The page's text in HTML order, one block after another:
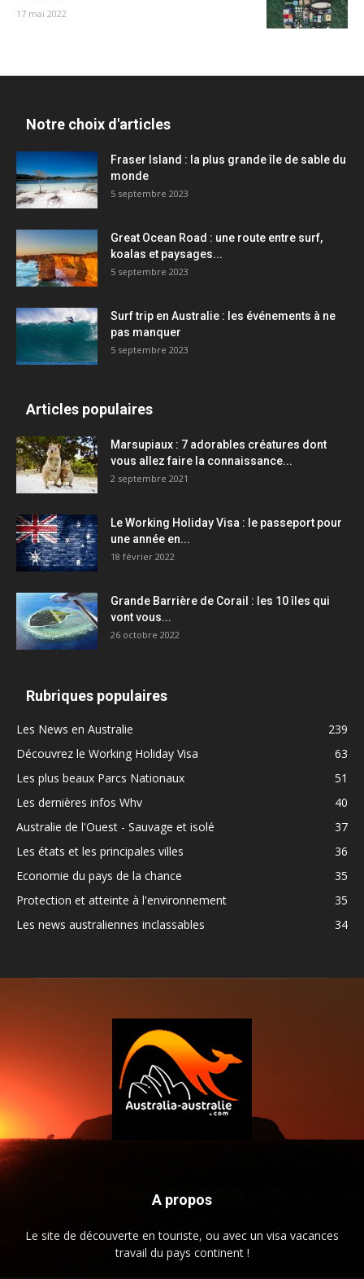
17 mai 2022
Notre choix d'articles
Fraser Island : la plus grande île de sable du
monde
5 septembre 2023
Great Ocean Road : une route entre surf,
koalas et paysages...
5 septembre 2023
Surf trip en Australie : les événements à ne
pas manquer
5 septembre 2023
Articles populaires
Marsupiaux : 7 adorables créatures dont
vous allez faire la connaissance...
2 septembre 2021
Le Working Holiday Visa : le passeport pour
une année en...
18 février 2022
Grande Barrière de Corail : les 10 îles qui
vont vous...
26 octobre 2022
Rubriques populaires
Les News en Australie
239
Découvrez le Working Holiday Visa
63
Les plus beaux Parcs Nationaux
51
Les dernières infos Whv
40
Australie de l'Ouest - Sauvage et isolé
37
Les états et les principales villes
36
Economie du pays de la chance
35
Protection et atteinte à l'environnement
35
Les news australiennes inclassables
34
A propos
Le site de découverte en touriste, ou avec un visa vacances
travail du pays continent !